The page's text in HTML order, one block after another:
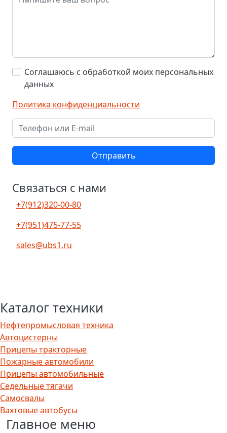
Соглашаюсь с обработкой моих персональных
данных
Политика конфиденциальности
Отправить
Связаться с нами
+7(912)320-00-80
+7(951)475-77-55
sales@ubs1.ru
Каталог техники
Нефтепромысловая техника
Автоцистерны
Прицепы тракторные
Пожарные автомобили
Прицепы автомобильные
Седельные тягачи
Самосвалы
Вахтовые автобусы
Главное меню